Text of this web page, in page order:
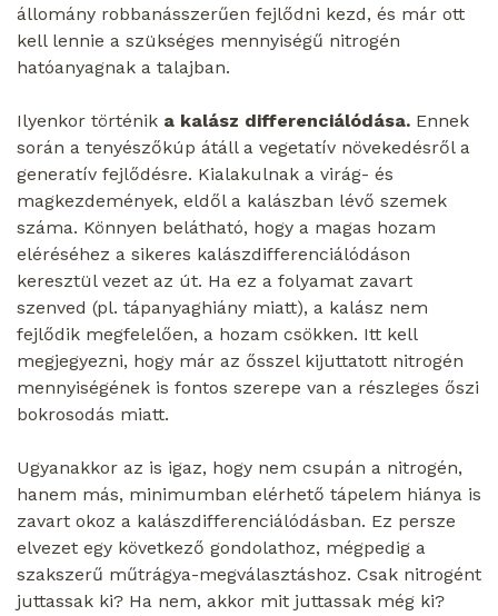
állomány robbanásszerűen fejlődni kezd, és már ott
kell lennie a szükséges mennyiségű nitrogén
hatóanyagnak a talajban.
Ilyenkor történik a kalász differenciálódása. Ennek
során a tenyészőkúp átáll a vegetatív növekedésről a
generatív fejlődésre. Kialakulnak a virág- és
magkezdemények, eldől a kalászban lévő szemek
száma. Könnyen belátható, hogy a magas hozam
eléréséhez a sikeres kalászdifferenciálódáson
keresztül vezet az út. Ha ez a folyamat zavart
szenved (pl. tápanyaghiány miatt), a kalász nem
fejlődik megfelelően, a hozam csökken. Itt kell
megjegyezni, hogy már az ősszel kijuttatott nitrogén
mennyiségének is fontos szerepe van a részleges őszi
bokrosodás miatt.
Ugyanakkor az is igaz, hogy nem csupán a nitrogén,
hanem más, minimumban elérhető tápelem hiánya is
zavart okoz a kalászdifferenciálódásban. Ez persze
elvezet egy következő gondolathoz, mégpedig a
szakszerű műtrágya-megválasztáshoz. Csak nitrogént
juttassak ki? Ha nem, akkor mit juttassak még ki?